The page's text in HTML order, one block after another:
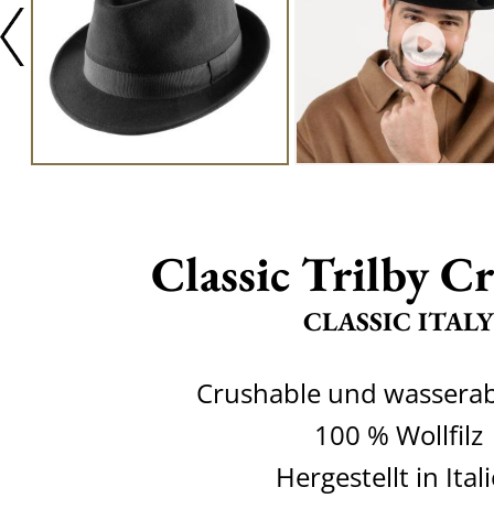
Classic Trilby
CLASSIC ITALY
Crushable und
100 % Wollfilz
Hergestellt in